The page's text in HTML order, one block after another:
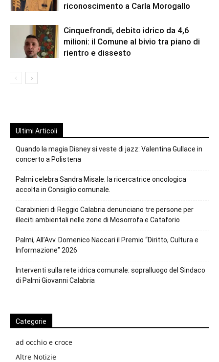
riconoscimento a Carla Morogallo
Cinquefrondi, debito idrico da 4,6
milioni: il Comune al bivio tra piano di
rientro e dissesto
Ultimi Articoli
Quando la magia Disney si veste di jazz: Valentina Gullace in
concerto a Polistena
Palmi celebra Sandra Misale: la ricercatrice oncologica
accolta in Consiglio comunale.
Carabinieri di Reggio Calabria denunciano tre persone per
illeciti ambientali nelle zone di Mosorrofa e Cataforio
Palmi, All’Avv. Domenico Naccari il Premio “Diritto, Cultura e
Informazione” 2026
Interventi sulla rete idrica comunale: sopralluogo del Sindaco
di Palmi Giovanni Calabria
Categorie
ad occhio e croce
Altre Notizie